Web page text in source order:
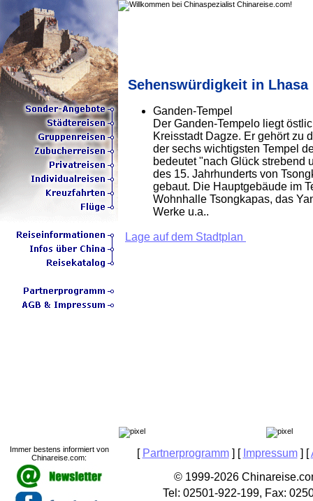
Sehenswürdigkeit in Lhasa
Ganden-Tempel
Der Ganden-Tempelo liegt
Kreisstadt Dagze. Er gehört zu
der sechs wichtigsten Tempel
bedeutet "nach Glück strebend
des 15. Jahrhunderts von
gebaut. Die Hauptgebäude im
Wohnhalle Tsongkapas, das
Werke u.a..
Lage auf dem Stadtplan
[ Partnerprogramm] [ Impressum] [
© 1999-2026
Tel: 02501-922-199, Fax:
Immer bestens informiert von
Chinareise.com: